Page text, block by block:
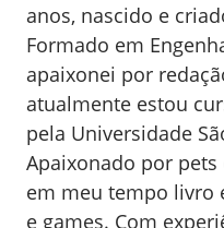
anos, nascido e
Formado em
apaixonei por
atualmente estou
pela Universidade
Apaixonado por
em meu tempo livro
e games. Com